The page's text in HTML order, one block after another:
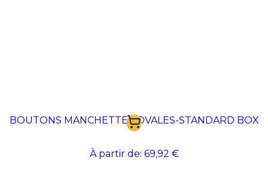
BOUTONS MANCHETTES OVALES-STANDARD BOX
À partir de: 69,92 €